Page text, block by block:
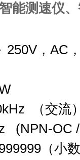
能测速仪
，AC
（交流
OC /
（小